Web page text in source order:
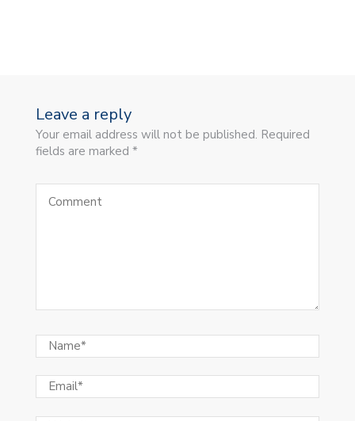
Leave a reply
Your email address will not be published. Required
fields are marked *